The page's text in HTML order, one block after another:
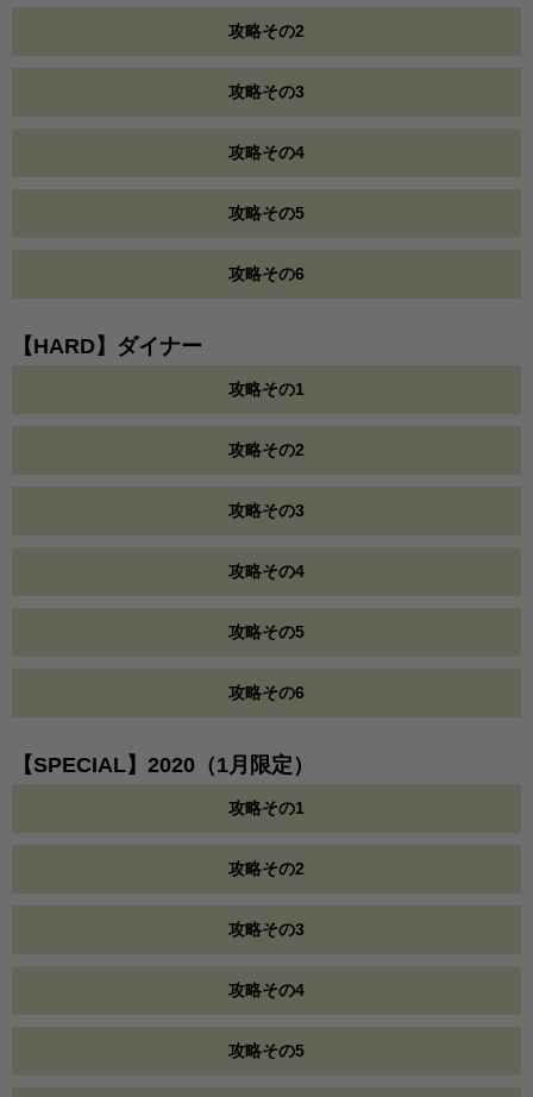
攻略その2
攻略その3
攻略その4
攻略その5
攻略その6
【HARD】ダイナー
攻略その1
攻略その2
攻略その3
攻略その4
攻略その5
攻略その6
【SPECIAL】2020（1月限定）
攻略その1
攻略その2
攻略その3
攻略その4
攻略その5